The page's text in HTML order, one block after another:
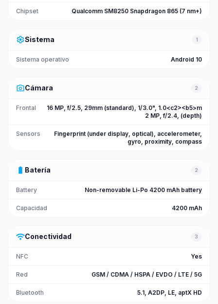
Chipset Qualcomm SM8250 Snapdragon 865 (7 nm+)
settingsSistema 1
Sistema operativo Android 10
photo_cameraCámara 2
Frontal
16 MP, f/2.5, 29mm (standard), 1/3.0", 1.0<c2><b5>m
2 MP, f/2.4, (depth)
Sensors
Fingerprint (under display, optical), accelerometer,
gyro, proximity, compass
battery_full Batería 2
Battery Non-removable Li-Po 4200 mAh battery
Capacidad 4200 mAh
wifiConectividad 3
NFC Yes
Red GSM / CDMA / HSPA / EVDO / LTE / 5G
Bluetooth 5.1, A2DP, LE, aptX HD